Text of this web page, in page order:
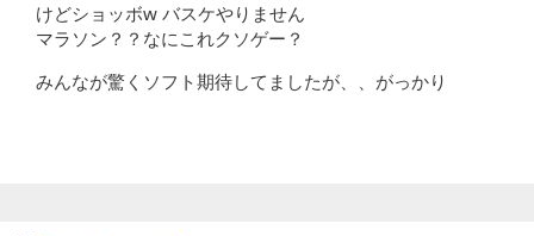
けどショッボw バスケやりません
マラソン？？なにこれクソゲー？
みんなが驚くソフト期待してましたが、、がっかり